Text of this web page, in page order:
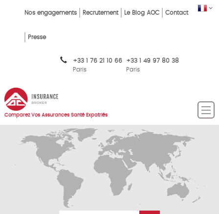
content
FR
Top
Menu
FR
Nos engagements Recrutement Le Blog AOC Contact
Presse
+33 1 76 21 10 66
Paris
+33 1 49 97 80 38
Paris
Comparez Vos Assurances Santé Expatriés